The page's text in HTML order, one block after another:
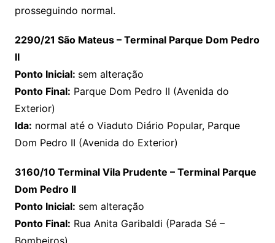
prosseguindo normal.
2290/21 São Mateus – Terminal Parque Dom Pedro
II
Ponto Inicial: sem alteração
Ponto Final: Parque Dom Pedro II (Avenida do
Exterior)
Ida: normal até o Viaduto Diário Popular, Parque
Dom Pedro II (Avenida do Exterior)
3160/10 Terminal Vila Prudente – Terminal Parque
Dom Pedro II
Ponto Inicial: sem alteração
Ponto Final: Rua Anita Garibaldi (Parada Sé –
Bombeiros)